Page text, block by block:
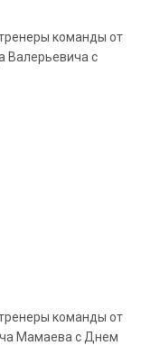
команды от
Валерьевича с
команды от
Мамаева с Днем